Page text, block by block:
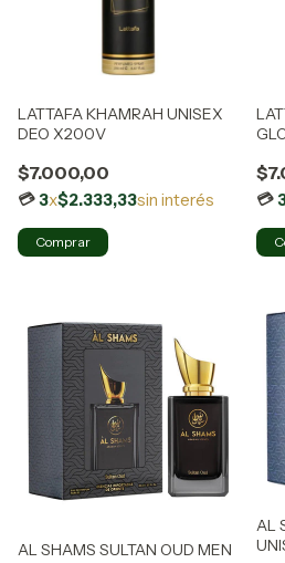
LATTAFA KHAMRAH UNISEX
DEO X200V
$7.000,00
3x$2.333,33sin interés
AL SHAMS SULTAN OUD MEN
AL